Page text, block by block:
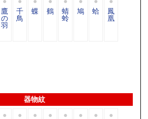
鷹
の
羽
千
鳥
蝶 鶴 蜻
蛉
鳩 蛤 鳳
凰
器物紋